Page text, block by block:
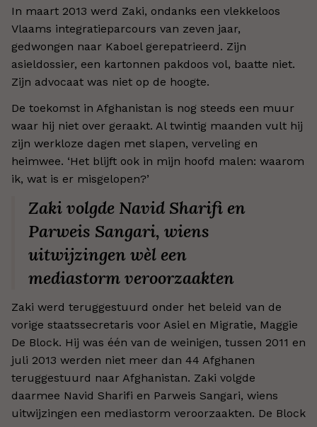
In maart 2013 werd Zaki, ondanks een vlekkeloos
Vlaams integratieparcours van zeven jaar,
gedwongen naar Kaboel gerepatrieerd. Zijn
asieldossier, een kartonnen pakdoos vol, baatte niet.
Zijn advocaat was niet op de hoogte.
De toekomst in Afghanistan is nog steeds een muur
waar hij niet over geraakt. Al twintig maanden vult hij
zijn werkloze dagen met slapen, verveling en
heimwee. ‘Het blijft ook in mijn hoofd malen: waarom
ik, wat is er misgelopen?’
Zaki volgde Navid Sharifi en
Parweis Sangari, wiens
uitwijzingen wèl een
mediastorm veroorzaakten
Zaki werd teruggestuurd onder het beleid van de
vorige staatssecretaris voor Asiel en Migratie, Maggie
De Block. Hij was één van de weinigen, tussen 2011 en
juli 2013 werden niet meer dan 44 Afghanen
teruggestuurd naar Afghanistan. Zaki volgde
daarmee Navid Sharifi en Parweis Sangari, wiens
uitwijzingen een mediastorm veroorzaakten. De Block